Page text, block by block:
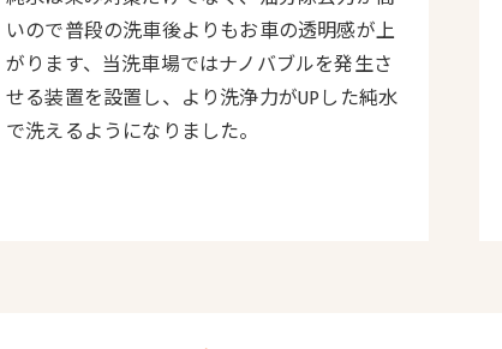
いので普段の洗車後よりもお車の透明感が上
がります、当洗車場ではナノバブルを発生さ
せる装置を設置し、より洗浄力がUPした純水
で洗えるようになりました。